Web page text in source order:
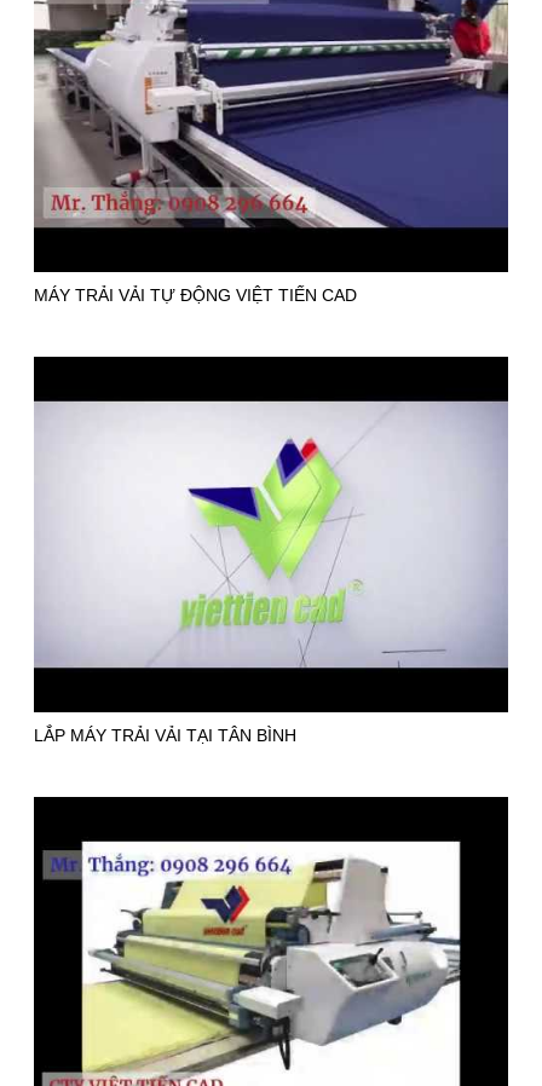
MÁY TRẢI VẢI TỰ ĐỘNG VIỆT TIẾN CAD
LẮP MÁY TRẢI VẢI TẠI TÂN BÌNH